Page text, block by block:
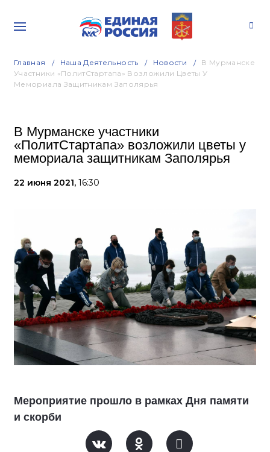
Главная Наша Деятельность Новости
В Мурманске
Участники «ПолитСтартапа» Возложили Цветы У
Мемориала Защитникам Заполярья
В Мурманске участники
«ПолитСтартапа» возложили цветы у
мемориала защитникам Заполярья
22 июня 2021, 16:30
Мероприятие прошло в рамках Дня памяти
и скорби